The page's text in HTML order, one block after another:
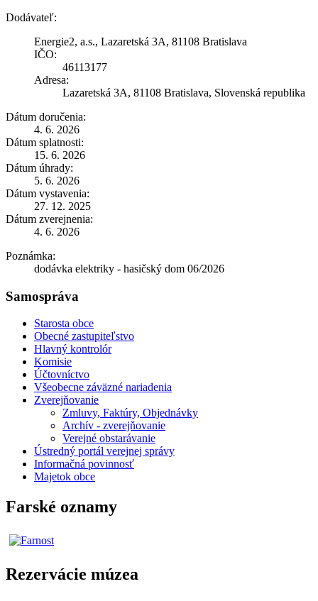
Dodávateľ:
Energie2, a.s., Lazaretská 3A, 81108 Bratislava
IČO:
46113177
Adresa:
Lazaretská 3A, 81108 Bratislava, Slovenská republika
Dátum doručenia:
4. 6. 2026
Dátum splatnosti:
15. 6. 2026
Dátum úhrady:
5. 6. 2026
Dátum vystavenia:
27. 12. 2025
Dátum zverejnenia:
4. 6. 2026
Poznámka:
dodávka elektriky - hasičský dom 06/2026
Samospráva
Starosta obce
Obecné zastupiteľstvo
Hlavný kontrolór
Komisie
Účtovníctvo
Všeobecne záväzné nariadenia
Zverejňovanie
Zmluvy, Faktúry, Objednávky
Archív - zverejňovanie
Verejné obstarávanie
Ústredný portál verejnej správy
Informačná povinnosť
Majetok obce
Farské oznamy
Rezervácie múzea